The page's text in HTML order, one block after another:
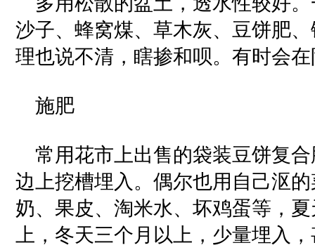
沙子、蜂窝煤、草木灰、豆饼肥
理也说不清，瞎掺和呗。有时会
施肥
常用花市上出售的袋装豆饼复
边上挖槽埋入。偶尔也用自己沤
奶、果皮、淘米水、坏鸡蛋等，
上，冬天三个月以上，少量埋入